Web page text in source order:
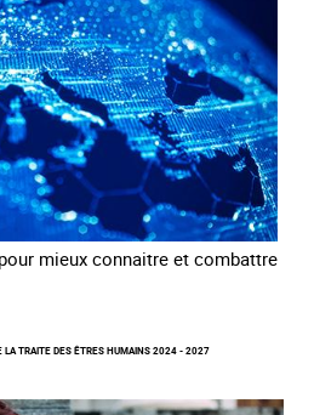
mieux connaitre et combattre
LA TRAITE DES ÊTRES HUMAINS 2024 - 2027